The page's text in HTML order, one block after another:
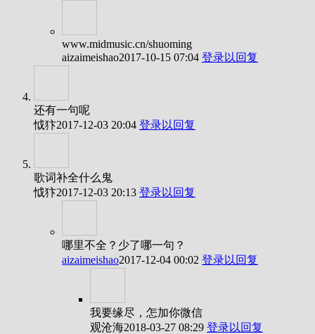
www.midmusic.cn/shuoming
aizaimeishao2017-10-15 07:04 登录以回复
还有一句呢
怴犿2017-12-03 20:04 登录以回复
歌词补全什么鬼
怴犿2017-12-03 20:13 登录以回复
哪里不全？少了哪一句？
aizaimeishao2017-12-04 00:02 登录以回复
我要缘尽，怎加你微信
观沧海2018-03-27 08:29 登录以回复